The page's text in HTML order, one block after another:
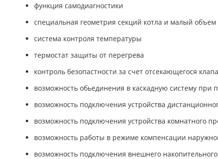
функция самодиагностики
специальная геометрия секций котла и малый
система контроля температуры
термостат защиты от перегрева
контроль безопастности за счет отсекающегося
возможность обьединения в каскадную систему при
возможность подключения устройства
возможность подключения устройства комнатного
возможность работы в режиме компенсации
возможность подключения внешнего